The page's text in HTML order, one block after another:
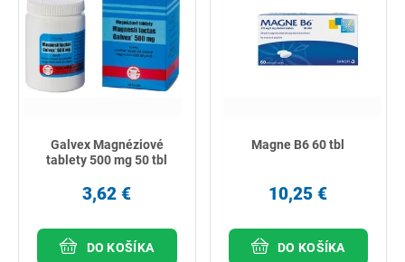
Galvex Magnéziové
tablety 500 mg 50 tbl
3,62 €
DO KOŠÍKA
Magne B6 60 tbl
10,25 €
DO KOŠÍKA